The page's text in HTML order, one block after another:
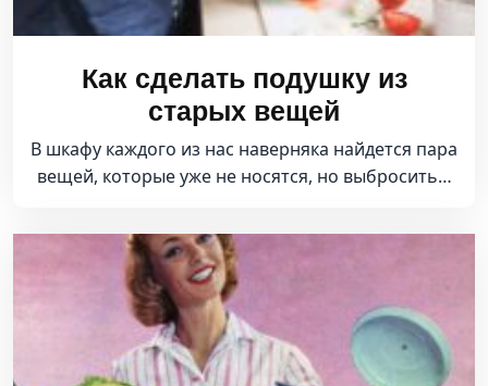
Как сделать подушку из
старых вещей
В шкафу каждого из нас наверняка найдется пара
вещей, которые уже не носятся, но выбросить…